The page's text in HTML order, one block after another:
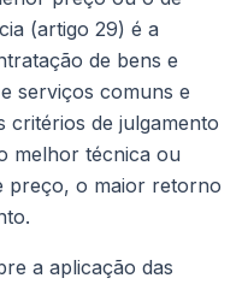
(artigo 29) é a
de bens e
serviços comuns e
critérios de julgamento
melhor técnica ou
preço, o maior retorno
a aplicação das